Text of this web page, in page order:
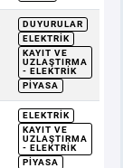
DUYURULAR
ELEKTRIK
KAYIT VE
UZLAŞTIRMA
- ELEKTRIK
PIYASA
ELEKTRIK
KAYIT VE
UZLAŞTIRMA
- ELEKTRIK
PIYASA